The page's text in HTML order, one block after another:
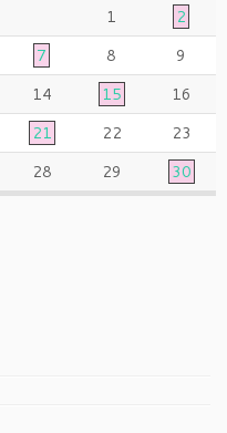
1
2
7 8
9
14 15
16
21 22
23
28 29 30